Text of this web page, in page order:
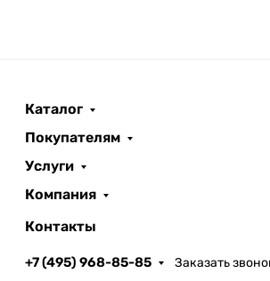
Каталог
Покупателям
Услуги
Компания
Контакты
+7 (495) 968-85-85 Заказать